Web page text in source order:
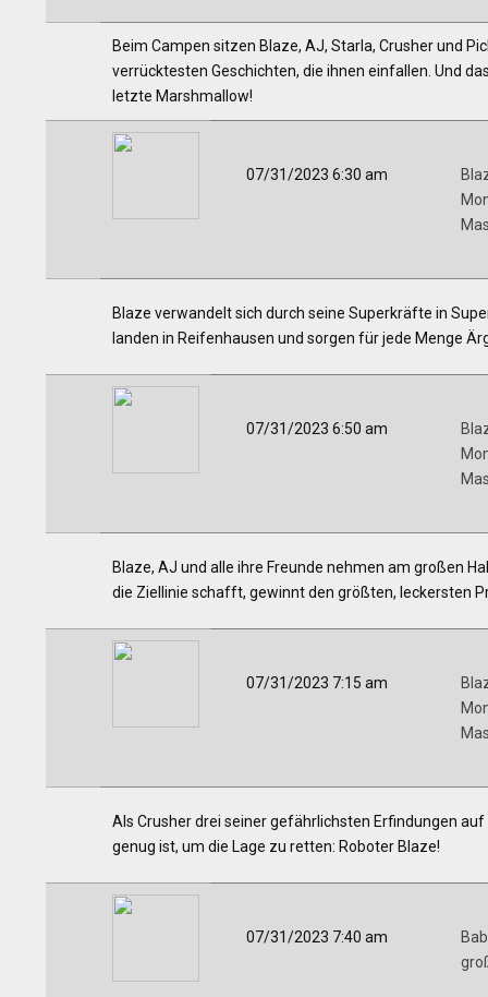
Beim Campen sitzen Blaze, AJ, Starla, Crusher und
verrücktesten Geschichten, die ihnen einfallen. Und
letzte Marshmallow!
07/31/2023 6:30 am
Blaze verwandelt sich durch seine Superkräfte in
landen in Reifenhausen und sorgen für jede Menge
07/31/2023 6:50 am
Blaze, AJ und alle ihre Freunde nehmen am großen
die Ziellinie schafft, gewinnt den größten, leckersten
07/31/2023 7:15 am
Als Crusher drei seiner gefährlichsten Erfindungen
genug ist, um die Lage zu retten: Roboter Blaze!
07/31/2023 7:40 am